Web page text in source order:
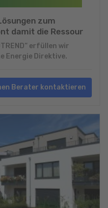
zum
damit die Ressour
erfüllen wir
Energie Direktive.
Berater kontaktieren